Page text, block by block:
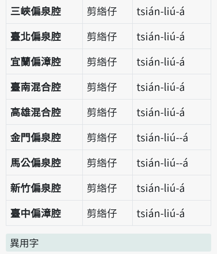
三峽偏泉腔
剪綹仔
tsián-liú-á
臺北偏泉腔
剪綹仔
tsián-liú-á
宜蘭偏漳腔
剪綹仔
tsián-liú-á
臺南混合腔
剪綹仔
tsián-liú-á
高雄混合腔
剪綹仔
tsián-liú-á
金門偏泉腔
剪綹仔
tsián-liú--á
馬公偏泉腔
剪綹仔
tsián-liú--á
新竹偏泉腔
剪綹仔
tsián-liú-á
臺中偏漳腔
剪綹仔 tsián-liú-á
異用字